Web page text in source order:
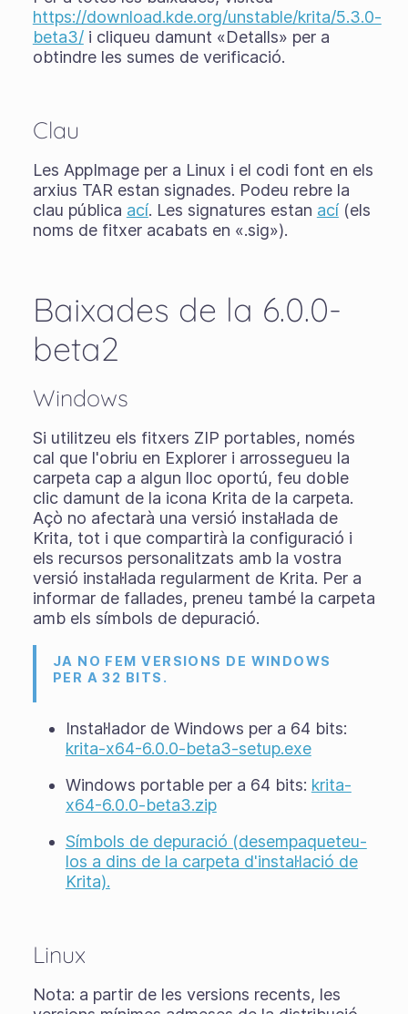
https://download.kde.org/unstable/krita/5.3.0-
beta3/i cliqueu damunt «Detalls» per a
obtindre les sumes de verificació.
Clau
Les AppImage per a Linux i el codi font en els
arxius TAR estan signades. Podeu rebre la
clau pública ací. Les signatures estan ací(els
noms de fitxer acabats en «.sig»).
Baixades de la 6.0.0-
beta2
Windows
Si utilitzeu els fitxers ZIP portables, només
cal que l'obriu en Explorer i arrossegueu la
carpeta cap a algun lloc oportú, feu doble
clic damunt de la icona Krita de la carpeta.
Açò no afectarà una versió instal·lada de
Krita, tot i que compartirà la configuració i
els recursos personalitzats amb la vostra
versió instal·lada regularment de Krita. Per a
informar de fallades, preneu també la carpeta
amb els símbols de depuració.
JA NO FEM VERSIONS DE WINDOWS
PER A 32 BITS.
Instal·lador de Windows per a 64 bits:
krita-x64-6.0.0-beta3-setup.exe
Windows portable per a 64 bits: krita-
x64-6.0.0-beta3.zip
Símbols de depuració (desempaqueteu-
los a dins de la carpeta d'instal·lació de
Krita).
Linux
Nota: a partir de les versions recents, les